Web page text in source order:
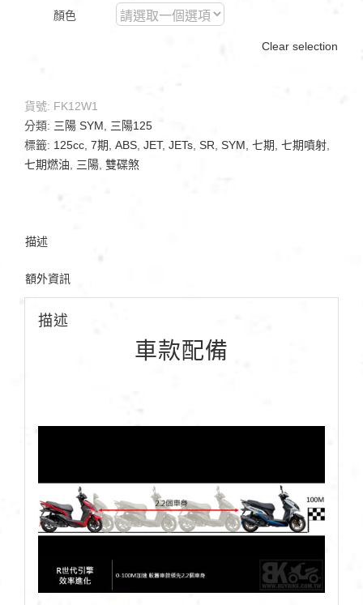
顏色
Clear selection
貨號: FK12W1
分類: 三陽 SYM
三陽125
標籤: 125cc 7期 ABS JET, JETs SR SYM 七期 七期噴射
七期燃油
三陽 雙碟煞
描述
額外資訊
描述
車款配備